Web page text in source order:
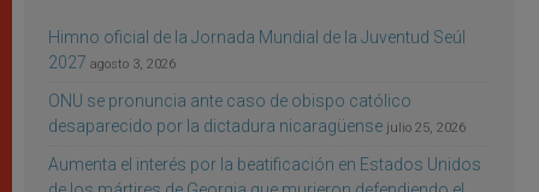
Himno oficial de la Jornada Mundial de la Juventud Seúl
2027 agosto 3, 2026
ONU se pronuncia ante caso de obispo católico
desaparecido por la dictadura nicaragüense julio 25, 2026
Aumenta el interés por la beatificación en Estados Unidos